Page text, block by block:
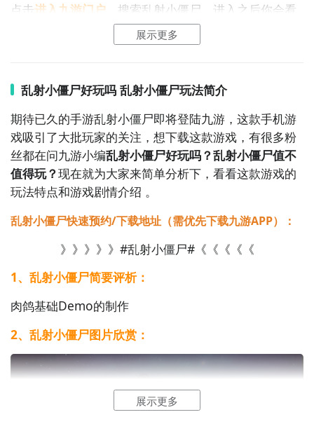
乱射小僵尸什么时候公测？公测时间提前预知，有三大
方法，下边就让九游独家来为您揭秘吧！
方法一： 关注九游乱射小僵尸大事件
步骤1：百度搜索“九游乱射小僵尸
步骤2：关注大事件列表，每次乱射小僵尸测试的时间都
会最新发布，这是九游独家的哦；
点击进入九游门户 ，搜索乱射小僵尸，进入之后你会看
到一个下载按钮，分别是【高速下载】
速下载可以更加节省下载时间和流量，能够很好的解决
展示更多
乱射小僵尸好玩吗 乱射小僵尸玩法简介
期待已久的手游乱射小僵尸即将登陆九游，这款手机游
戏吸引了大批玩家的关注，想下载这款游戏，有很多粉
丝都在问九游小编乱射小僵尸好玩吗？乱射小僵尸值不
值得玩？现在就为大家来简单分析下，看看这款游戏的
玩法特点和游戏剧情介绍 。
乱射小僵尸快速预约/下载地址（需优先下载九游APP）：
》》》》》#乱射小僵尸#《《《《《
1、乱射小僵尸简要评析：
肉鸽基础Demo的制作
2、乱射小僵尸图片欣赏：
展示更多